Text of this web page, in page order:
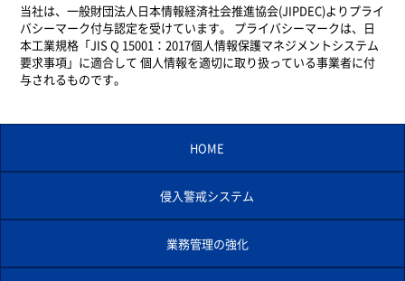
当社は、一般財団法人日本情報経済社会推進協会(JIPDEC)よりプライ
バシーマーク付与認定を受けています。 プライバシーマークは、日
本工業規格「JIS Q 15001：2017個人情報保護マネジメントシステム
要求事項」に適合して 個人情報を適切に取り扱っている事業者に付
与されるものです。
HOME
侵入警戒システム
業務管理の強化